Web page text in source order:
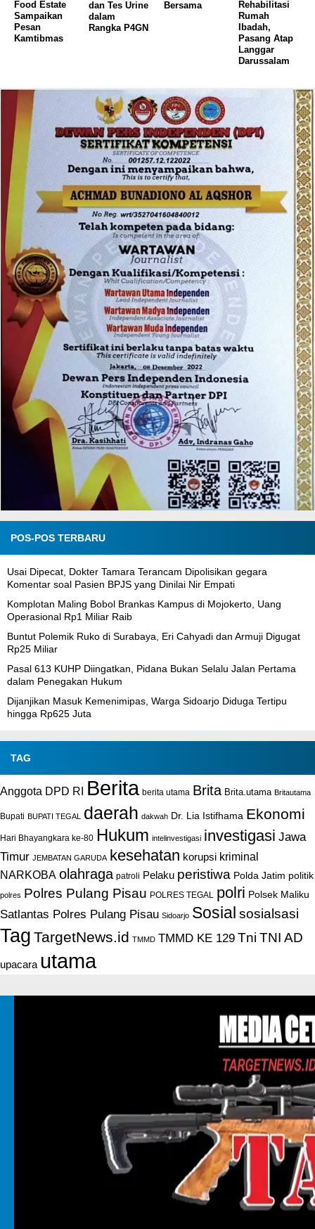
Food Estate
Sampaikan
Pesan
Kamtibmas
dan Tes Urine
dalam
Rangka P4GN
Bersama
Rehabilitasi
Rumah
Ibadah,
Pasang Atap
Langgar
Darussalam
POS-POS TERBARU
Usai Dipecat, Dokter Tamara Terancam Dipolisikan gegara
Komentar soal Pasien BPJS yang Dinilai Nir Empati
Komplotan Maling Bobol Brankas Kampus di Mojokerto, Uang
Operasional Rp1 Miliar Raib
Buntut Polemik Ruko di Surabaya, Eri Cahyadi dan Armuji Digugat
Rp25 Miliar
Pasal 613 KUHP Diingatkan, Pidana Bukan Selalu Jalan Pertama
dalam Penegakan Hukum
Dijanjikan Masuk Kemenimipas, Warga Sidoarjo Diduga Tertipu
hingga Rp625 Juta
TAG
Anggota DPD RI Berita berita utama Brita Brita.utama Britautama
Bupati BUPATI TEGAL daerah dakwah Dr. Lia Istifhama Ekonomi
Hari Bhayangkara ke-80 Hukum intelinvestigasi investigasi Jawa
Timur JEMBATAN GARUDA kesehatan korupsi kriminal
NARKOBA olahraga patroli Pelaku peristiwa Polda Jatim politik
polres Polres Pulang Pisau POLRES TEGAL polri Polsek Maliku
Satlantas Polres Pulang Pisau Sidoarjo Sosial sosialsasi
Tag TargetNews.id TMMD TMMD KE 129 Tni TNI AD
upacara utama